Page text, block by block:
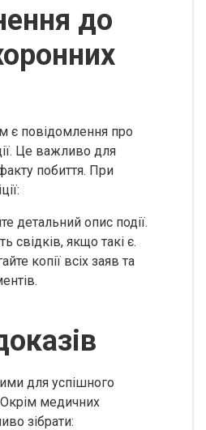
до
є повідомлення про
Це важливо для
побиття. При
детальний опис події.
свідків, якщо такі є.
копії всіх заяв та
для успішного
медичних
зібрати: